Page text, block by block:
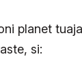
planet
si: